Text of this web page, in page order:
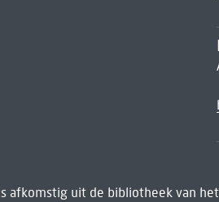
afkomstig uit de bibliotheek van